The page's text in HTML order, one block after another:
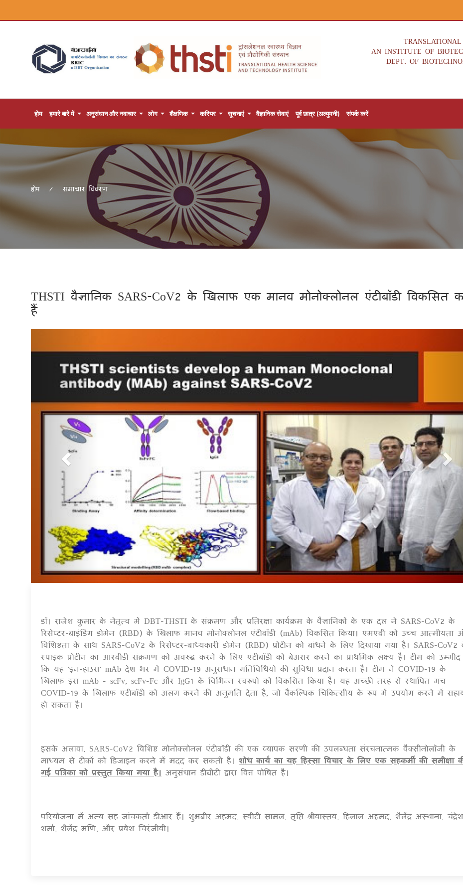
AN INSTITUTE OF
DEPT. OF
होम हमारे बारे में अनुसंधान और नवाचार लोग शैक्षणिक करियर सूचनाएं वैज्ञानिक सेवाएं पूर्व छात्र (अल्युमनी) संपर्क करें
होम समाचार विवरण
THSTI वैज्ञानिक SARS-CoV2 के खिलाफ एक मानव मोनोक्लोनल एंटीबॉडी विकसित
हैं
डॉ। राजेश कुमार के नेतृत्व में DBT-THSTI के संक्रमण और प्रतिरक्षा कार्यक्रम के वैज्ञानिकों के एक दल ने SARS-CoV2 के
रिसेप्टर-बाइंडिंग डोमेन (RBD) के खिलाफ मानव मोनोक्लोनल एंटीबॉडी (mAb) विकसित किया। एमएबी को उच्च आत्मीयता
विशिष्टता के साथ SARS-CoV2 के रिसेप्टर-बाध्यकारी डोमेन (RBD) प्रोटीन को बांधने के लिए दिखाया गया है। SARS-
स्पाइक प्रोटीन का आरबीडी संक्रमण को अवरुद्ध करने के लिए एंटीबॉडी को बेअसर करने का प्राथमिक लक्ष्य है। टीम को
कि यह 'इन-हाउस' mAb देश भर में COVID-19 अनुसंधान गतिविधियों की सुविधा प्रदान करता है। टीम ने COVID-19 के
खिलाफ इस mAb - scFv, scFv-Fc और IgG1 के विभिन्न स्वरूपों को विकसित किया है। यह अच्छी तरह से स्थापित मंच
COVID-19 के खिलाफ एंटीबॉडी को अलग करने की अनुमति देता है, जो वैकल्पिक चिकित्सीय के रूप में उपयोग करने में
हो सकता है।
इसके अलावा, SARS-CoV2 विशिष्ट मोनोक्लोनल एंटीबॉडी की एक व्यापक सरणी की उपलब्धता संरचनात्मक वैक्सीनोलॉजी के
माध्यम से टीकों को डिजाइन करने में मदद कर सकती है। शोध कार्य का यह हिस्सा विचार के लिए एक सहकर्मी की समीक्षा
गई पत्रिका को प्रस्तुत किया गया है। अनुसंधान डीबीटी द्वारा वित्त पोषित है।
परियोजना में अन्य सह-जांचकर्ता डीआर हैं। शुभबीर अहमद, स्वीटी सामल, तृप्ति श्रीवास्तव, हिलाल अहमद, शैलेंद्र अस्थाना, चंद्रेश
शर्मा, शैलेंद्र मणि, और प्रवेश चिरंजीवी।